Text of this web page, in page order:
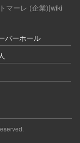
マーレ (企業)|wiki
バーホール